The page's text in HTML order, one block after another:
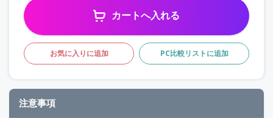
カートへ入れる
お気に入りに追加 PC比較リストに追加
注意事項